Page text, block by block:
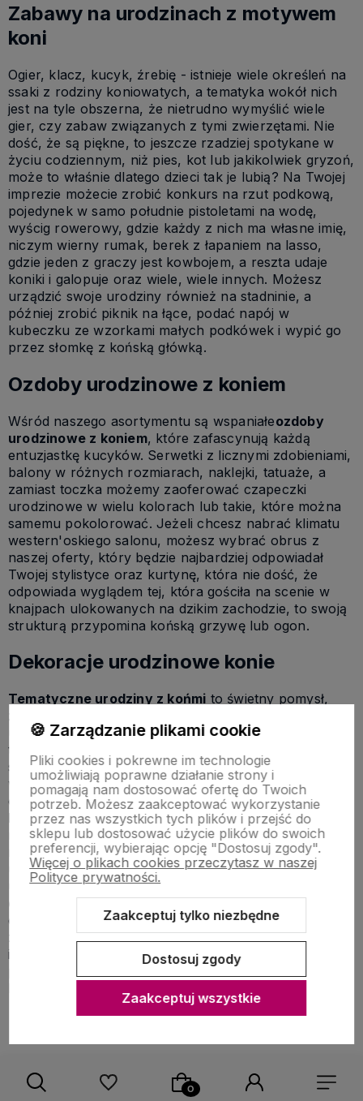
Zabawy na urodzinach z motywem
koni
Ogier, klacz, kucyk, źrebię - istnieje wiele określeń na
ssaki z rodziny koniowatych, a tematyka wokół nich
jest na tyle obszerna, że nietrudno wymyślić wiele
gier, czy zabaw związanych z tymi zwierzętami. Nie
dość, że są piękne, to jeszcze rzadziej spotykane w
życiu codziennym, niż pies, kot lub jakikolwiek gryzoń,
może to właśnie dlatego dzieci tak je lubią? Na Twojej
imprezie możecie zrobić konkurs na rzut podkową,
pojedynek w samo południe pistoletami na wodę,
wyścig rowerowy, gdzie każdy z nich ma własne imię,
niczym wierny rumak, berek z łapaniem na lasso,
gdzie jeden z graczy jest kowbojem, a reszta udaje
koniki i galopuje oraz wiele, wiele innych. Możesz
urządzić swoje urodziny również na stadninie, a
później zrobić piknik na łące, podać napój w
kubeczku ze wzorkami małych podkówek i wypić go
przez słomkę z końską główką.
Ozdoby urodzinowe z koniem
Wśród naszego asortymentu są wspaniałeozdoby
urodzinowe z koniem, które zafascynują każdą
entuzjastkę kucyków. Serwetki z licznymi zdobieniami,
balony w różnych rozmiarach, naklejki, tatuaże, a
zamiast toczka możemy zaoferować czapeczki
urodzinowe w wielu kolorach lub takie, które można
samemu pokolorować. Jeżeli chcesz nabrać klimatu
western'oskiego salonu, możesz wybrać obrus z
naszej oferty, który będzie najbardziej odpowiadał
Twojej stylistyce oraz kurtynę, która nie dość, że
odpowiada wyglądem tej, która gościła na scenie w
knajpach ulokowanych na dzikim zachodzie, to swoją
strukturą przypomina końską grzywę lub ogon.
Dekoracje urodzinowe konie
Tematyczne urodziny z końmi to świetny pomysł,
żeby małe dżokejki lub dżokeje mieli niezapomniane
urodziny. Stół mogą ozdobić kubeczki niczym z
turnieju konnego, talerzyki z drobnymi podkowami,
słomki do picia z małymi naklejkami ogierów,
wielokolorowe balony z podobiznami klaczy, źrebiąt,
czy różnych ras koni- tedekoracje urodzinowe
konieto podstawa świetnej imprezy. Atrakcje, takie jak
robienie tatuaży, czy wygrywanie naklejek w stylu
ranczo, w przeróżnych konkursach, stanowi ciekawe
urozmaicenie imprezy. Każdy miłośnik kucyków
ucieszy się z przyjęcia, na którym będą królować
dekoracje urodzinowe konie. Niech porwie Cię duch
dzikiego zachodu i poczuj się niczym Lucky Luck i
zadbaj o porządek w mieście, wraz ze swoimi
imprezowymi pomagierami. Zamawiaj już dzisiaj i
przeżyj niezapomnianą przygodę na westernie wśród
🍪 Zarządzanie plikami cookie
Pliki cookies i pokrewne im technologie
umożliwiają poprawne działanie strony i
pomagają nam dostosować ofertę do Twoich
potrzeb. Możesz zaakceptować wykorzystanie
przez nas wszystkich tych plików i przejść do
sklepu lub dostosować użycie plików do swoich
preferencji, wybierając opcję "Dostosuj zgody".
Więcej o plikach cookies przeczytasz w naszej
Polityce prywatności.
Zaakceptuj tylko niezbędne
Dostosuj zgody
Zaakceptuj wszystkie